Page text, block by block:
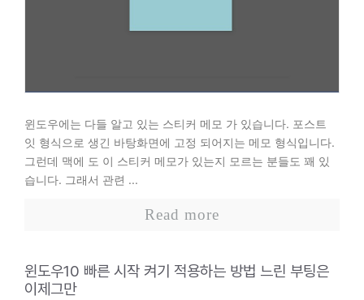
윈도우에는 다들 알고 있는 스티커 메모 가 있습니다. 포스트
잇 형식으로 생긴 바탕화면에 고정 되어지는 메모 형식입니다.
그런데 맥에 도 이 스티커 메모가 있는지 모르는 분들도 꽤 있
습니다. 그래서 관련 ...
Read more
윈도우10 빠른 시작 켜기 적용하는 방법 느린 부팅은
이제그만